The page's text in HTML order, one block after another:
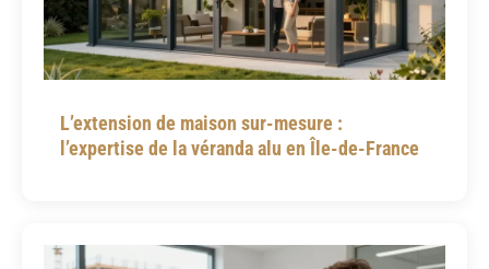
L’extension de maison sur-mesure :
l’expertise de la véranda alu en Île-de-France